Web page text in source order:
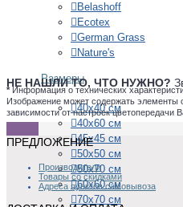
Belashoff
Ecotex
German Grass
Nature's
Размеры
40х40 см
40х60 см
45х45 см
50х50 см
50х70 см
60х60 см
70х70 см
НЕ НАШЛИ ТО, ЧТО НУЖНО?
* Информация о технических
Изображение может содержать элементы
зависимости от настроек
ПРЕДЛОЖЕНИЕ
Производители
Товары со скидками
Адреса пунктов самовывоза